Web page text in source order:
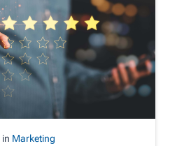
in Marketing